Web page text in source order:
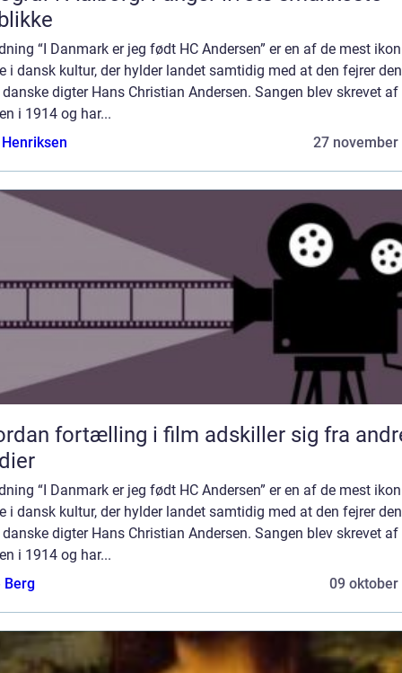
“I Danmark er jeg født HC Andersen” er en af de mest
i dansk kultur, der hylder landet samtidig med at den fejrer den
digter Hans Christian Andersen. Sangen blev skrevet af
i 1914 og har...
27 november
fortælling i film adskiller sig fra
“I Danmark er jeg født HC Andersen” er en af de mest
i dansk kultur, der hylder landet samtidig med at den fejrer den
digter Hans Christian Andersen. Sangen blev skrevet af
i 1914 og har...
Berg
09 oktober